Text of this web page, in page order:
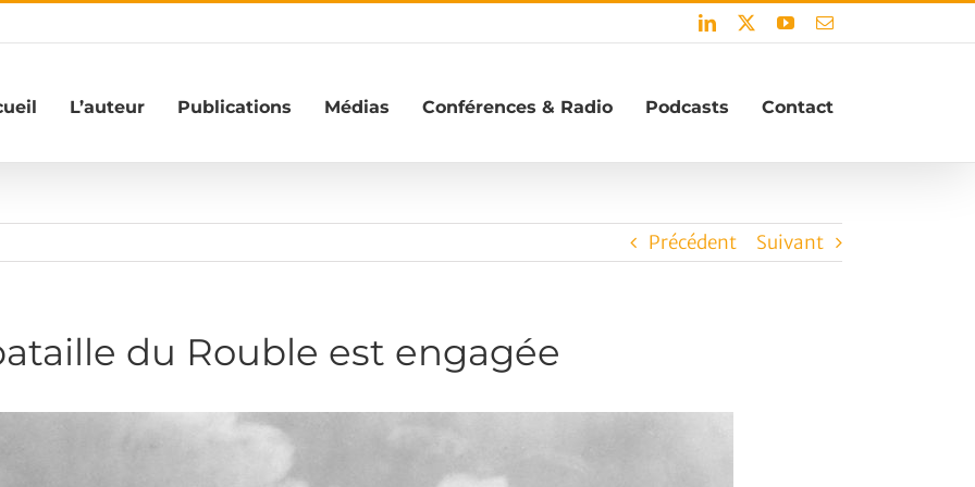
LinkedIn YouTubeEmail
L’auteur Publications Médias Conférences & Radio Podcasts Contact
Précédent Suivant
du Rouble est engagée